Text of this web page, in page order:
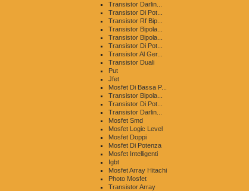
Transistor Darlin...
Transistor Di Pot...
Transistor Rf Bip...
Transistor Bipola...
Transistor Bipola...
Transistor Di Pot...
Transistor Al Ger...
Transistor Duali
Put
Jfet
Mosfet Di Bassa P...
Transistor Bipola...
Transistor Di Pot...
Transistor Darlin...
Mosfet Smd
Mosfet Logic Level
Mosfet Doppi
Mosfet Di Potenza
Mosfet Intelligenti
Igbt
Mosfet Array Hitachi
Photo Mosfet
Transistor Array